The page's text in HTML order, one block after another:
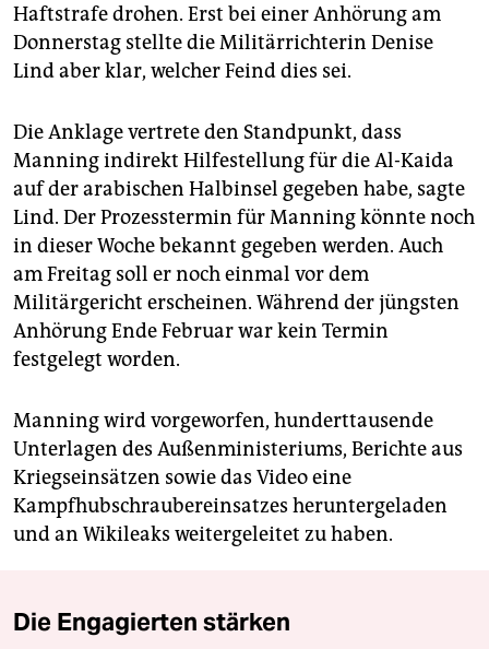
Haftstrafe drohen. Erst bei einer Anhörung am
Donnerstag stellte die Militärrichterin Denise
Lind aber klar, welcher Feind dies sei.
Die Anklage vertrete den Standpunkt, dass
Manning indirekt Hilfestellung für die Al-Kaida
auf der arabischen Halbinsel gegeben habe, sagte
Lind. Der Prozesstermin für Manning könnte noch
in dieser Woche bekannt gegeben werden. Auch
am Freitag soll er noch einmal vor dem
Militärgericht erscheinen. Während der jüngsten
Anhörung Ende Februar war kein Termin
festgelegt worden.
Manning wird vorgeworfen, hunderttausende
Unterlagen des Außenministeriums, Berichte aus
Kriegseinsätzen sowie das Video eine
Kampfhubschraubereinsatzes heruntergeladen
und an Wikileaks weitergeleitet zu haben.
Die Engagierten stärken